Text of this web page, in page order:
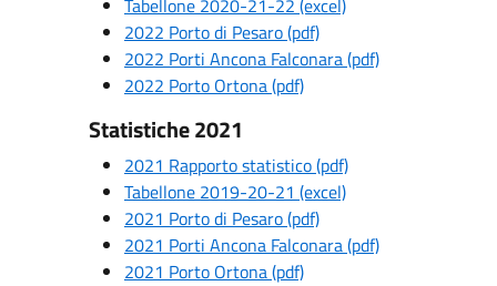
Tabellone 2020-21-22 (excel)
2022 Porto di Pesaro (pdf)
2022 Porti Ancona Falconara (pdf)
2022 Porto Ortona (pdf)
Statistiche 2021
2021 Rapporto statistico (pdf)
Tabellone 2019-20-21 (excel)
2021 Porto di Pesaro (pdf)
2021 Porti Ancona Falconara (pdf)
2021 Porto Ortona (pdf)